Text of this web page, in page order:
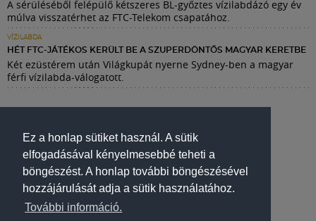
Ez a honlap sütiket használ. A sütik
elfogadásával kényelmesebbé teheti a
böngészést. A honlap további böngészésével
hozzájárulását adja a sütik használatához.
További információ.
A sérüléséből felépülő kétszeres BL-győztes vízilabdázó egy év
múlva visszatérhet az FTC-Telekom csapatához.
VÍZILABDA
HÉT FTC-JÁTÉKOS KERÜLT BE A SZUPERDÖNTŐS MAGYAR KERETBE
Két ezüstérem után Világkupát nyerne Sydney-ben a magyar
férfi vízilabda-válogatott.